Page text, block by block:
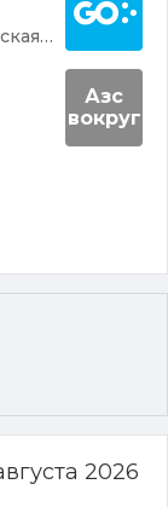
г. Санкт-Петербург, ул. Белградская, 1Б/2
Азс
вокруг
2026